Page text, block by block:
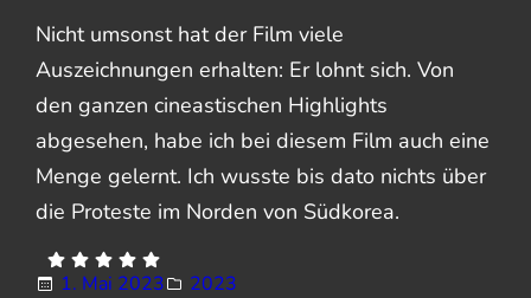
Nicht umsonst hat der Film viele
Auszeichnungen erhalten: Er lohnt sich. Von
den ganzen cineastischen Highlights
abgesehen, habe ich bei diesem Film auch eine
Menge gelernt. Ich wusste bis dato nichts über
die Proteste im Norden von Südkorea.
1. Mai 2023 2023